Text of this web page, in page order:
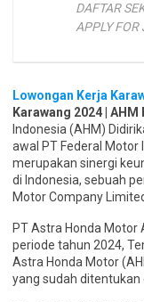
DAFTAR
APPLY FOR
Lowongan Kerja
Karawang 2024 | AHM
Indonesia (AHM)
awal PT Federal
merupakan sinergi
di Indonesia, sebuah
Motor Company
PT Astra Honda
periode tahun 2024,
Astra Honda Motor
yang sudah ditentukan